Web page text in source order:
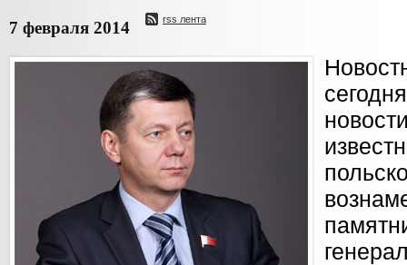
7 февраля 2014 rss лента